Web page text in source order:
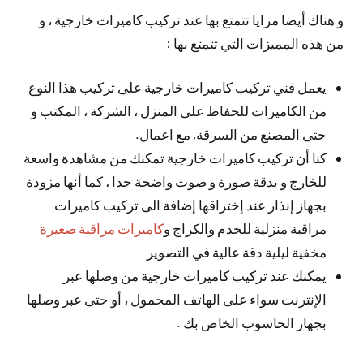
و هناك أيضا مزايا تتمتع بها عند تركيب كاميرات خارجية ، و
من هذه المميزات التي تتمتع بها :
يعمل فني تركيب كاميرات خارجية على تركيب هذا النوع
من الكاميرات للحفاظ على المنزل ، الشركة ، المكتب و
حتى المصنع من السرقة, مع اعمال.
كنا أن تركيب كاميرات خارجية تمكنك من مشاهدة واسعة
للخارج و بدقة صورة و صوت واضحة جدا ، كما أنها مزودة
بجهاز إنذار عند إختراقها إضافة الى تركيب كاميرات
مراقبة منزلية للخدم والكراج وكاميرات مراقبة صغيرة
مخفية ليلية دقة عالية في التصوير
يمكنك عند تركيب كاميرات خارجية من وصلها عبر
الإنترنت سواء على الهاتف المحمول ، أو حتى عبر وصلها
بجهاز الحاسوب الخاص بك .